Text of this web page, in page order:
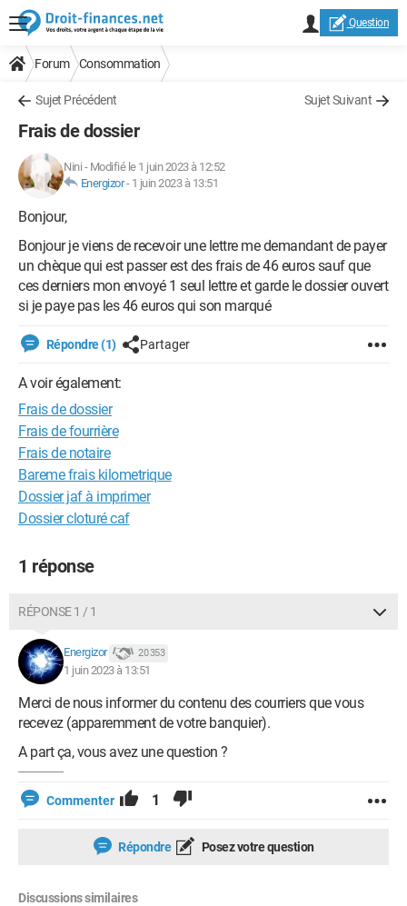
Question
Forum Consommation
Sujet Précédent Sujet Suivant
Frais de dossier
Nini - Modifié le 1 juin 2023 à 12:52
Energizor- 1 juin 2023 à 13:51
Bonjour,
Bonjour je viens de recevoir une lettre me demandant de payer
un chèque qui est passer est des frais de 46 euros sauf que
ces derniers mon envoyé 1 seul lettre et garde le dossier ouvert
si je paye pas les 46 euros qui son marqué
Répondre (1) Partager
A voir également:
Frais de dossier
Frais de fourrière
Frais de notaire
Bareme frais kilometrique
Dossier jaf à imprimer
Dossier cloturé caf
1 réponse
RÉPONSE 1 / 1
Energizor 20 353
1 juin 2023 à 13:51
Merci de nous informer du contenu des courriers que vous
recevez (apparemment de votre banquier).
A part ça, vous avez une question ?
Commenter 1
Répondre Posez votre question
Discussions similaires